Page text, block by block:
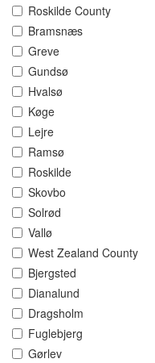
Roskilde County
Bramsnæs
Greve
Gundsø
Hvalsø
Køge
Lejre
Ramsø
Roskilde
Skovbo
Solrød
Vallø
West Zealand County
Bjergsted
Dianalund
Dragsholm
Fuglebjerg
Gørlev